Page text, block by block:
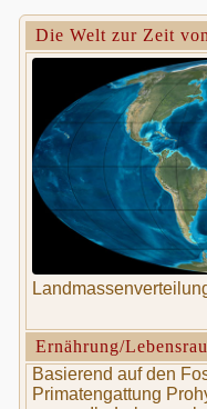
Die Welt zur Zeit
Ernährung/
Basierend auf den
Primatengattung